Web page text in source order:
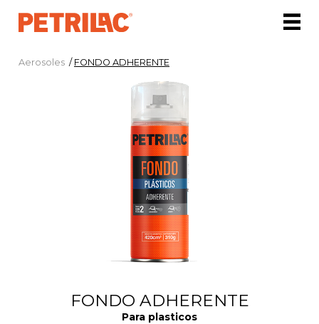
Aerosoles / FONDO ADHERENTE
FONDO ADHERENTE
Para plasticos